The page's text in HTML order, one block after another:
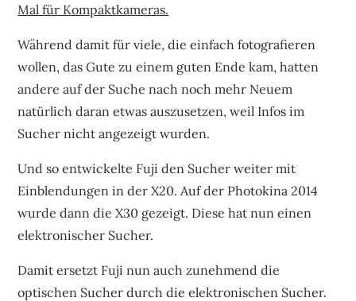
Mal für Kompaktkameras.
Während damit für viele, die einfach fotografieren
wollen, das Gute zu einem guten Ende kam, hatten
andere auf der Suche nach noch mehr Neuem
natürlich daran etwas auszusetzen, weil Infos im
Sucher nicht angezeigt wurden.
Und so entwickelte Fuji den Sucher weiter mit
Einblendungen in der X20. Auf der Photokina 2014
wurde dann die X30 gezeigt. Diese hat nun einen
elektronischer Sucher.
Damit ersetzt Fuji nun auch zunehmend die
optischen Sucher durch die elektronischen Sucher.